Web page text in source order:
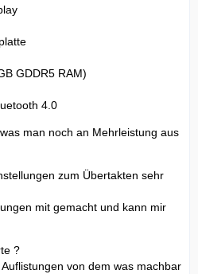
GDDR5 RAM)
4.0
man noch an Mehrleistung aus
zum Übertakten sehr
mit gemacht und kann mir
?
von dem was machbar